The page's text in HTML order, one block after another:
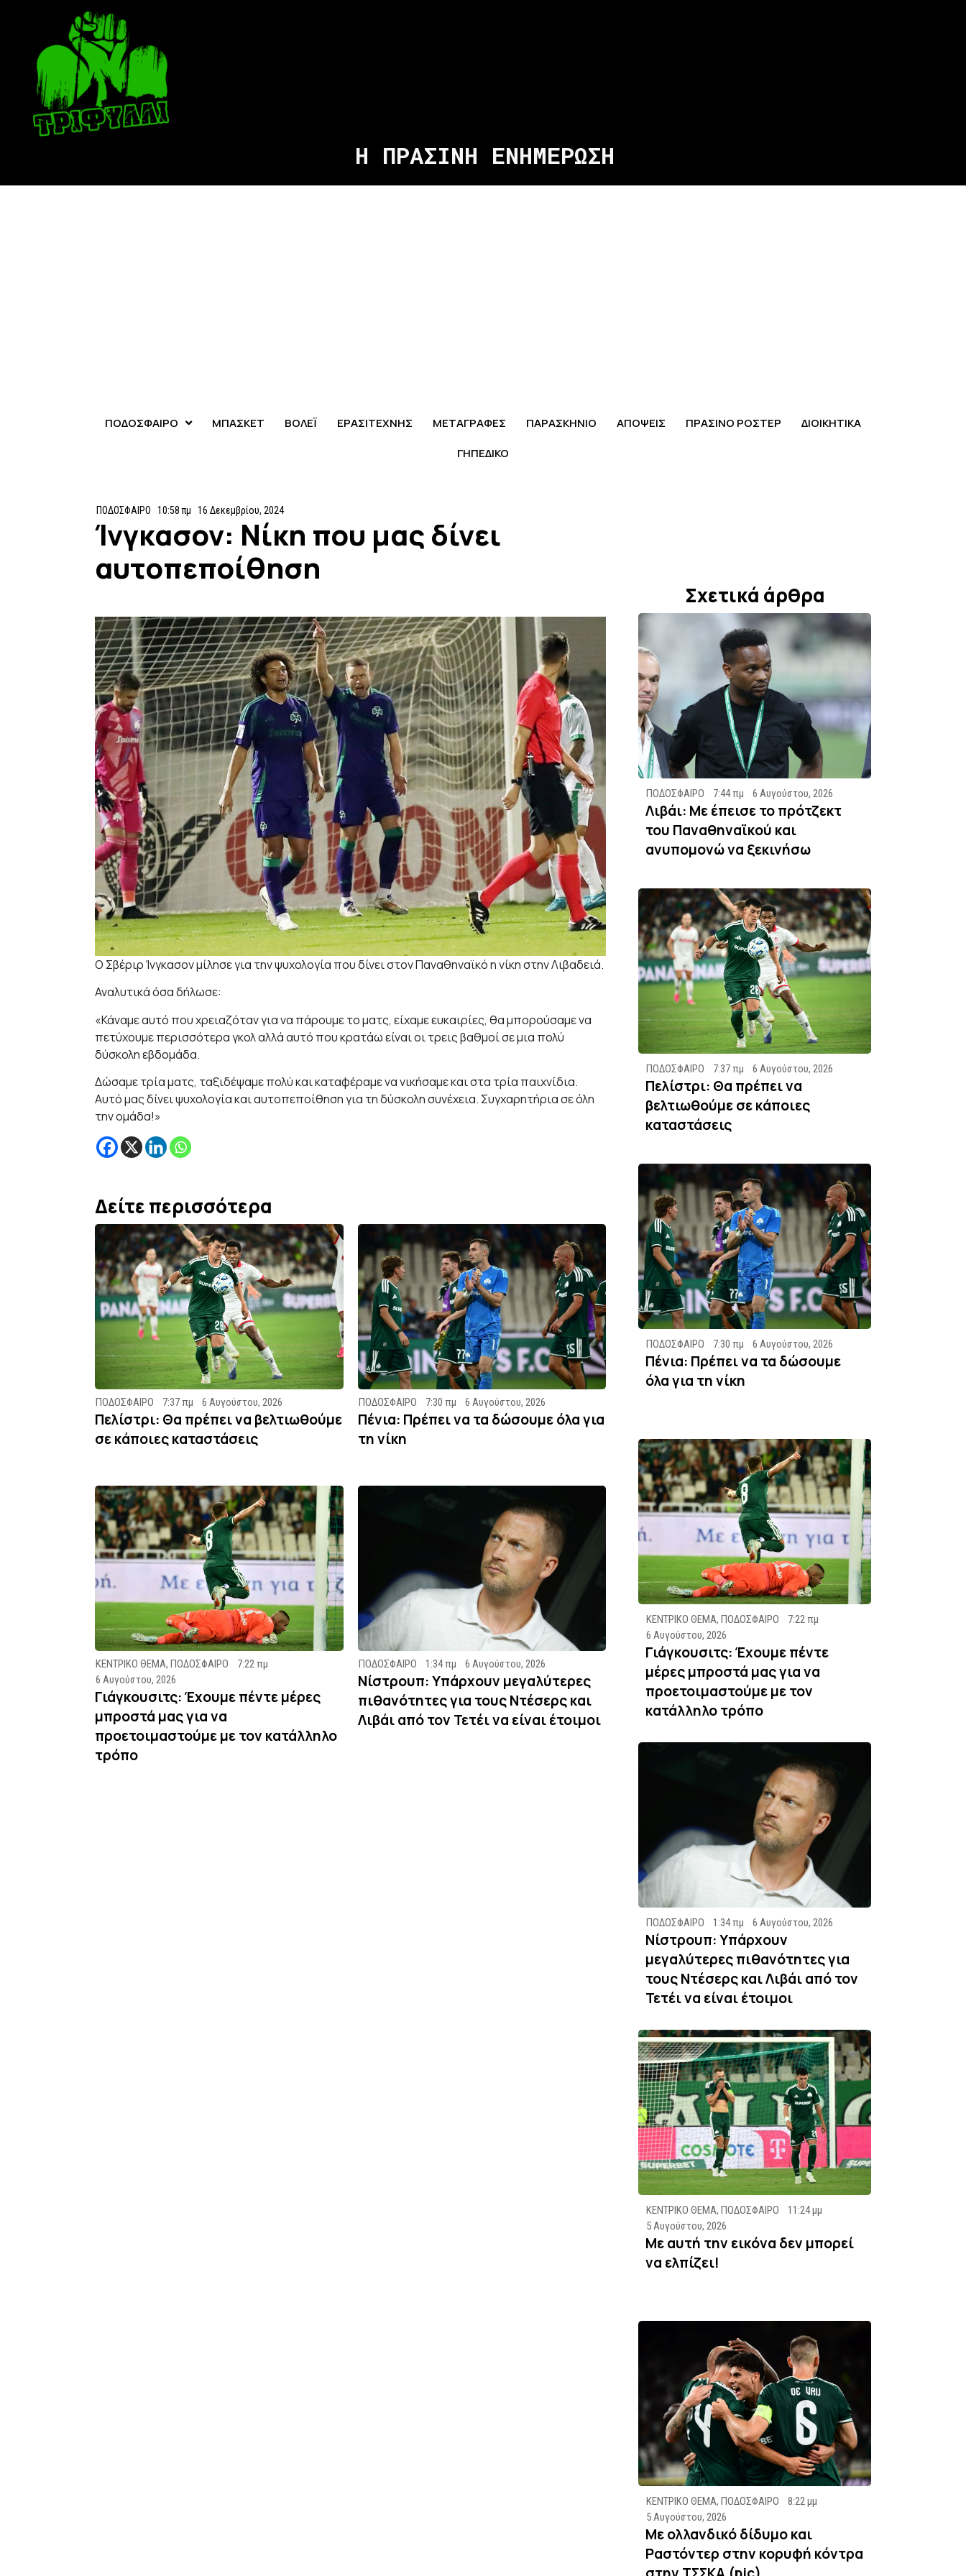
Η ΠΡΑΣΙΝΗ ΕΝΗΜΕΡΩΣΗ
ΠΟΔΟΣΦΑΙΡΟ ΜΠΑΣΚΕΤ ΒΟΛΕΪ ΕΡΑΣΙΤΕΧΝΗΣ ΜΕΤΑΓΡΑΦΕΣ ΠΑΡΑΣΚΗΝΙΟ ΑΠΟΨΕΙΣ ΠΡΑΣΙΝΟ ΡΟΣΤΕΡ
ΔΙΟΙΚΗΤΙΚΑ
ΓΗΠΕΔΙΚΟ
ΠΟΔΟΣΦΑΙΡΟ 10:58 πμ 16 Δεκεμβρίου, 2024
Ίνγκασον: Νίκη που μας δίνει
αυτοπεποίθηση
Ο Σβέριρ Ίνγκασον μίλησε για την ψυχολογία που δίνει στον Παναθηναϊκό η νίκη στην Λιβαδειά.
Αναλυτικά όσα δήλωσε:
«Κάναμε αυτό που χρειαζόταν για να πάρουμε το ματς, είχαμε ευκαιρίες, θα μπορούσαμε να
πετύχουμε περισσότερα γκολ αλλά αυτό που κρατάω είναι οι τρεις βαθμοί σε μια πολύ
δύσκολη εβδομάδα.
Δώσαμε τρία ματς, ταξιδέψαμε πολύ και καταφέραμε να νικήσαμε και στα τρία παιχνίδια.
Αυτό μας δίνει ψυχολογία και αυτοπεποίθηση για τη δύσκολη συνέχεια. Συγχαρητήρια σε όλη
την ομάδα!»
Δείτε περισσότερα
ΠΟΔΟΣΦΑΙΡΟ 7:37 πμ 6 Αυγούστου, 2026
Πελίστρι: Θα πρέπει να βελτιωθούμε
σε κάποιες καταστάσεις
ΠΟΔΟΣΦΑΙΡΟ 7:30 πμ 6 Αυγούστου, 2026
Πένια: Πρέπει να τα δώσουμε όλα για
τη νίκη
ΚΕΝΤΡΙΚΟ ΘΕΜΑ, ΠΟΔΟΣΦΑΙΡΟ
7:22 πμ
6 Αυγούστου, 2026
Γιάγκουσιτς: Έχουμε πέντε μέρες
μπροστά μας για να
προετοιμαστούμε με τον κατάλληλο
τρόπο
ΠΟΔΟΣΦΑΙΡΟ 1:34 πμ 6 Αυγούστου, 2026
Νίστρουπ: Υπάρχουν μεγαλύτερες
πιθανότητες για τους Ντέσερς και
Λιβάι από τον Τετέι να είναι έτοιμοι
Σχετικά άρθρα
ΠΟΔΟΣΦΑΙΡΟ 7:44 πμ 6 Αυγούστου, 2026
Λιβάι: Με έπεισε το πρότζεκτ
του Παναθηναϊκού και
ανυπομονώ να ξεκινήσω
ΠΟΔΟΣΦΑΙΡΟ 7:37 πμ 6 Αυγούστου, 2026
Πελίστρι: Θα πρέπει να
βελτιωθούμε σε κάποιες
καταστάσεις
ΠΟΔΟΣΦΑΙΡΟ 7:30 πμ 6 Αυγούστου, 2026
Πένια: Πρέπει να τα δώσουμε
όλα για τη νίκη
ΚΕΝΤΡΙΚΟ ΘΕΜΑ, ΠΟΔΟΣΦΑΙΡΟ
7:22 πμ
6 Αυγούστου, 2026
Γιάγκουσιτς: Έχουμε πέντε
μέρες μπροστά μας για να
προετοιμαστούμε με τον
κατάλληλο τρόπο
ΠΟΔΟΣΦΑΙΡΟ 1:34 πμ 6 Αυγούστου, 2026
Νίστρουπ: Υπάρχουν
μεγαλύτερες πιθανότητες για
τους Ντέσερς και Λιβάι από τον
Τετέι να είναι έτοιμοι
ΚΕΝΤΡΙΚΟ ΘΕΜΑ, ΠΟΔΟΣΦΑΙΡΟ
11:24 μμ
5 Αυγούστου, 2026
Με αυτή την εικόνα δεν μπορεί
να ελπίζει!
ΚΕΝΤΡΙΚΟ ΘΕΜΑ, ΠΟΔΟΣΦΑΙΡΟ
8:22 μμ
5 Αυγούστου, 2026
Με ολλανδικό δίδυμο και
Ραστόντερ στην κορυφή κόντρα